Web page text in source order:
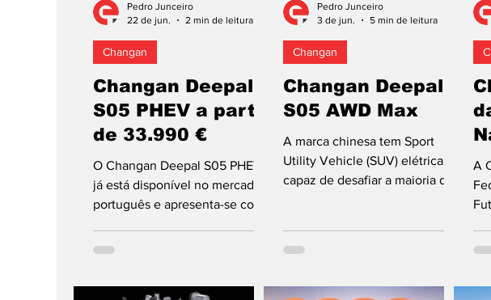
Changan Deepal
S05 PHEV a partir
de 33.990 €
O Changan Deepal S05 PHEV
já está disponível no mercado
português e apresenta-se como
(PHEV) de nova geração no
Changan
Pedro Junceiro
22 de jun.
2 min de leitura
Changan Deepal
S05 AWD Max
A marca chinesa tem Sport
Utility Vehicle (SUV) elétrica
capaz de desafiar a maioria da
elétricas potentes e, sobretudo,
Deepal S05 da Changan, na
Changan
Pedro Junceiro
3 de jun.
5 min de leitura
A